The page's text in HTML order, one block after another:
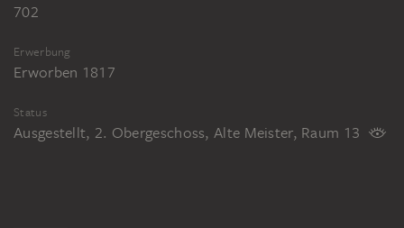
702
Erwerbung
Erworben 1817
Status
Ausgestellt, 2. Obergeschoss, Alte Meister, Raum 13